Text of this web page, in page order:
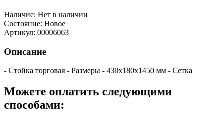
Наличие: Нет в наличии
Состояние: Новое
Артикул: 00006063
Описание
- Стойка торговая - Размеры - 430х180х1450 мм - Сетка
Можете оплатить следующими
способами: